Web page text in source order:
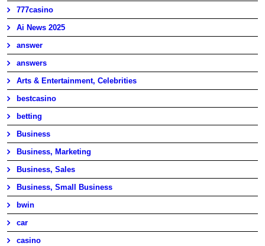
777casino
Ai News 2025
answer
answers
Arts & Entertainment, Celebrities
bestcasino
betting
Business
Business, Marketing
Business, Sales
Business, Small Business
bwin
car
casino